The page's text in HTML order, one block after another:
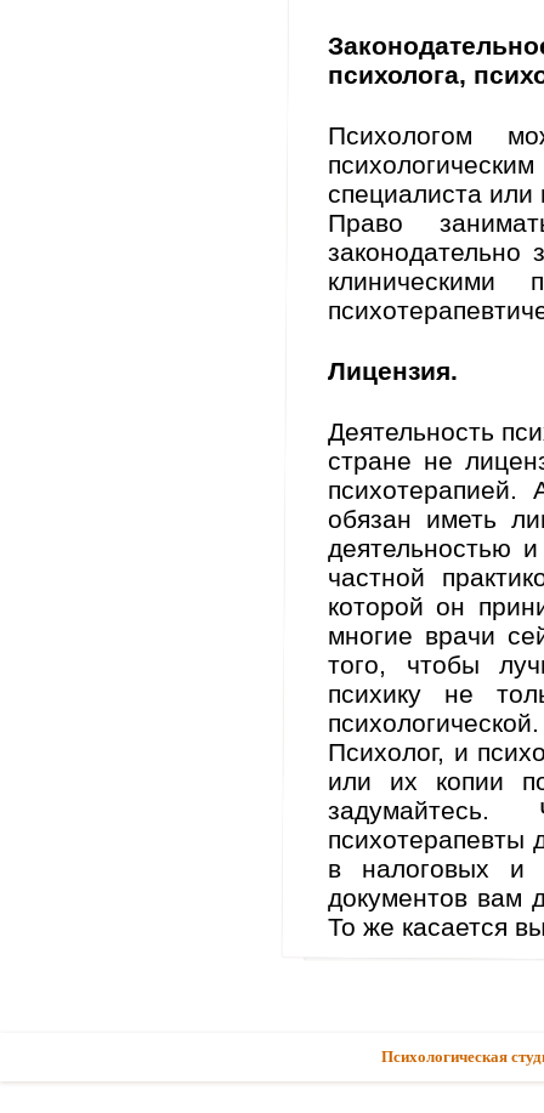
психолога,
Психологом
специалиста или
Право
законодательно
Лицензия.
Деятельность
стране не
психотерапией.
обязан иметь
деятельностью
частной
которой он
многие врачи
того, чтобы
психику не
психологической.
Психолог, и
или их копии
задумайтесь.
психотерапевты
в налоговых и
документов вам
То же касается
Психологическая